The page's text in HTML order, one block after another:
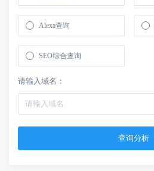
Alexa查询
SEO综合查询
请输入域名：